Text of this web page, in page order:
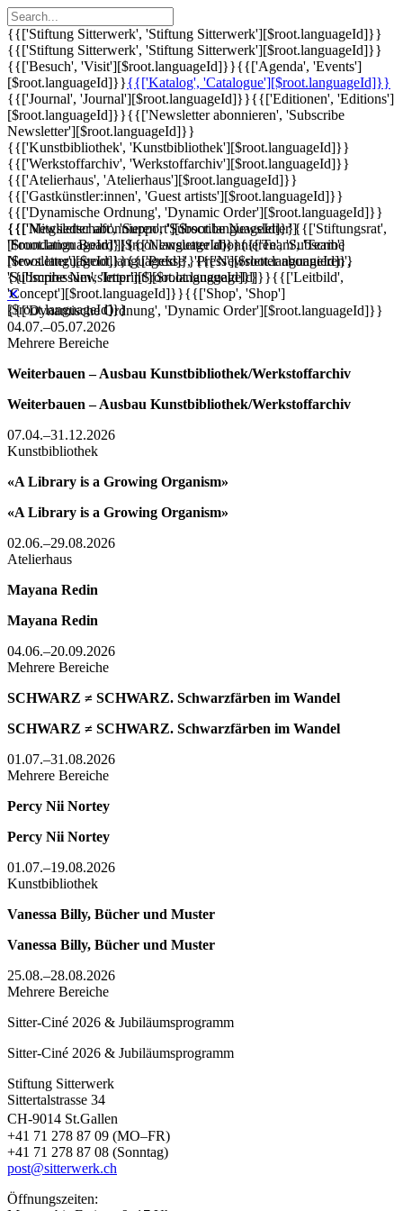
{{['Stiftung Sitterwerk', 'Stiftung Sitterwerk'][$root.languageId]}}
{{['Stiftung Sitterwerk', 'Stiftung Sitterwerk'][$root.languageId]}}
{{['Besuch', 'Visit'][$root.languageId]}}{{['Agenda', 'Events']
[$root.languageId]}}{{['Katalog', 'Catalogue'][$root.languageId]}}
{{['Journal', 'Journal'][$root.languageId]}}{{['Editionen', 'Editions']
[$root.languageId]}}{{['Newsletter abonnieren', 'Subscribe
Newsletter'][$root.languageId]}}
{{['Kunstbibliothek', 'Kunstbibliothek'][$root.languageId]}}
{{['Werkstoffarchiv', 'Werkstoffarchiv'][$root.languageId]}}
{{['Atelierhaus', 'Atelierhaus'][$root.languageId]}}
{{['Gastkünstler:innen', 'Guest artists'][$root.languageId]}}
{{['Dynamische Ordnung', 'Dynamic Order'][$root.languageId]}}
{{['Mitgliedschaft', 'Support'][$root.languageId]}}{{['Stiftungsrat',
'Foundation Board'][$root.languageId]}}{{['Team', 'Team']
[$root.languageId]}}{{['Presse', 'Press'][$root.languageId]}}
{{['Impressum', 'Imprint'][$root.languageId]}}{{['Leitbild',
'Concept'][$root.languageId]}}{{['Shop', 'Shop']
[$root.languageId]}}
{{['Newsletter abonnieren', 'Subscribe Newsletter']
[$root.languageId]}}{{['Newsletter abonnieren', 'Subscribe
Newsletter'][$root.languageId]}}{{['Newsletter abonnieren',
'Subscribe Newsletter'][$root.languageId]}}
✕
{{['Dynamische Ordnung', 'Dynamic Order'][$root.languageId]}}
04.07.–05.07.2026
Mehrere Bereiche
Weiterbauen – Ausbau Kunstbibliothek/Werkstoffarchiv
Weiterbauen – Ausbau Kunstbibliothek/Werkstoffarchiv
07.04.–31.12.2026
Kunstbibliothek
«A Library is a Growing Organism»
«A Library is a Growing Organism»
02.06.–29.08.2026
Atelierhaus
Mayana Redin
Mayana Redin
04.06.–20.09.2026
Mehrere Bereiche
SCHWARZ ≠ SCHWARZ. Schwarzfärben im Wandel
SCHWARZ ≠ SCHWARZ. Schwarzfärben im Wandel
01.07.–31.08.2026
Mehrere Bereiche
Percy Nii Nortey
Percy Nii Nortey
01.07.–19.08.2026
Kunstbibliothek
Vanessa Billy, Bücher und Muster
Vanessa Billy, Bücher und Muster
25.08.–28.08.2026
Mehrere Bereiche
Sitter-Ciné 2026 & Jubiläumsprogramm
Sitter-Ciné 2026 & Jubiläumsprogramm
Stiftung Sitterwerk
Sittertalstrasse 34
CH-9014 St.Gallen
+41 71 278 87 09 (MO–FR)
+41 71 278 87 08 (Sonntag)
post@sitterwerk.ch
Öffnungszeiten: